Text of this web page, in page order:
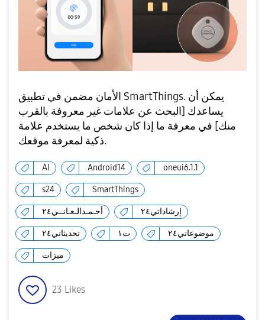
الأمان مضمن في تطبيق SmartThings. يمكن أن
يساعدك [البحث عن علامات غير معروفة بالقرب
منك] في معرفة ما إذا كان شخص ما يستخدم علامة
ذكية لمعرفة موقعك.
AI Android14 oneui6.1.1
s24 SmartThings
أحـمـدالـعـانــي٢٤ إرشاداتي٢٤
تحديثاتي٢٤ ت١ موضوعاتي٢٤
ميزات
23 Likes